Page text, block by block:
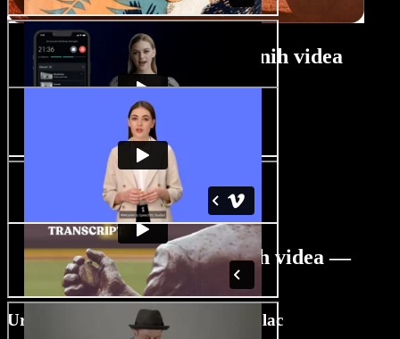
Tutorial za izradu putnih videa
AI alat za izradu putnih videa —
značajke
Uredite putne videe kao profesionalac